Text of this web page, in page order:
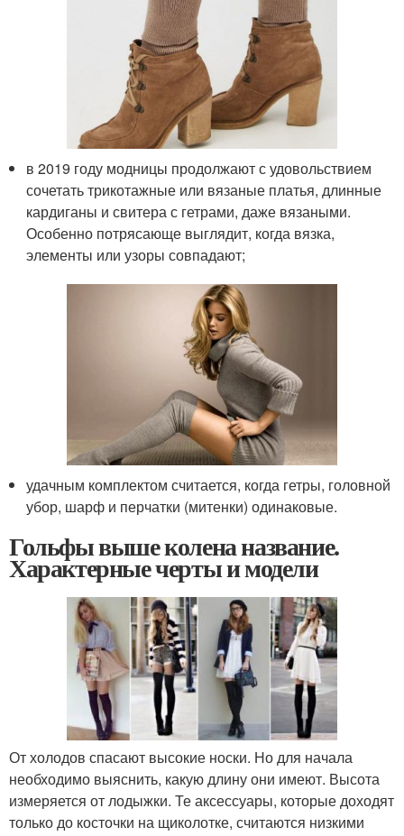
в 2019 году модницы продолжают с удовольствием
сочетать трикотажные или вязаные платья, длинные
кардиганы и свитера с гетрами, даже вязаными.
Особенно потрясающе выглядит, когда вязка,
элементы или узоры совпадают;
удачным комплектом считается, когда гетры, головной
убор, шарф и перчатки (митенки) одинаковые.
Гольфы выше колена название.
Характерные черты и модели
От холодов спасают высокие носки. Но для начала
необходимо выяснить, какую длину они имеют. Высота
измеряется от лодыжки. Те аксессуары, которые доходят
только до косточки на щиколотке, считаются низкими